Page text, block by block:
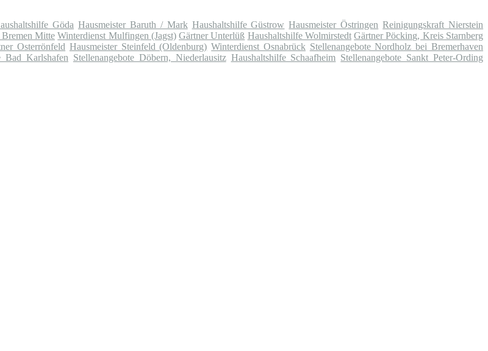
Göda Hausmeister Baruth / Mark Haushaltshilfe Güstrow Hausmeister Östringen Reinigungskraft Nierstein
Mitte Winterdienst Mulfingen (Jagst) Gärtner Unterlüß Haushaltshilfe Wolmirstedt Gärtner Pöcking, Kreis Starnberg
Osterrönfeld Hausmeister Steinfeld (Oldenburg) Winterdienst Osnabrück Stellenangebote Nordholz bei Bremerhaven
Bad Karlshafen Stellenangebote Döbern, Niederlausitz Haushaltshilfe Schaafheim Stellenangebote Sankt Peter-Ording